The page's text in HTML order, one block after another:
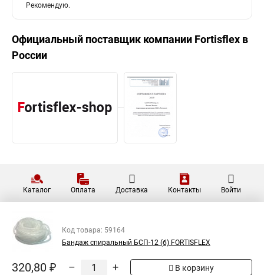
Рекомендую.
Официальный поставщик компании Fortisflex в
России
Каталог Оплата Доставка Контакты Войти
Код товара: 59164
Бандаж спиральный БСП-12 (б) FORTISFLEX
320,80 ₽ – + В корзину